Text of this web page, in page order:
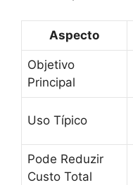
Aspecto
Objetivo
Principal
Uso Típico
Pode Reduzir
Custo Total